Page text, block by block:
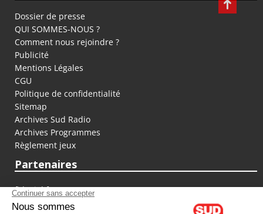
Dossier de presse
QUI SOMMES-NOUS ?
Comment nous rejoindre ?
Publicité
Mentions Légales
CGU
Politique de confidentialité
Sitemap
Archives Sud Radio
Archives Programmes
Règlement jeux
Partenaires
fiducial.fr
lyoncapitale.fr